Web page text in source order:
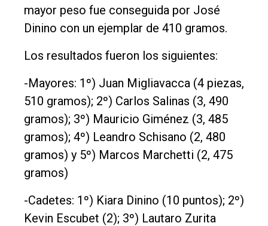
Contacto
mayor peso fue conseguida por José
Dinino con un ejemplar de 410 gramos.
Los resultados fueron los siguientes:
-Mayores: 1º) Juan Migliavacca (4 piezas,
510 gramos); 2º) Carlos Salinas (3, 490
gramos); 3º) Mauricio Giménez (3, 485
gramos); 4º) Leandro Schisano (2, 480
gramos) y 5º) Marcos Marchetti (2, 475
gramos)
-Cadetes: 1º) Kiara Dinino (10 puntos); 2º)
Kevin Escubet (2); 3º) Lautaro Zurita